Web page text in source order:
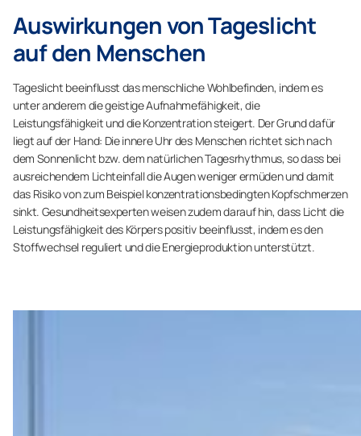
Auswirkungen von Tageslicht
auf den Menschen
Tageslicht beeinflusst das menschliche Wohlbefinden, indem es
unter anderem die geistige Aufnahmefähigkeit, die
Leistungsfähigkeit und die Konzentration steigert. Der Grund dafür
liegt auf der Hand: Die innere Uhr des Menschen richtet sich nach
dem Sonnenlicht bzw. dem natürlichen Tagesrhythmus, so dass bei
ausreichendem Lichteinfall die Augen weniger ermüden und damit
das Risiko von zum Beispiel konzentrationsbedingten Kopfschmerzen
sinkt. Gesundheitsexperten weisen zudem darauf hin, dass Licht die
Leistungsfähigkeit des Körpers positiv beeinflusst, indem es den
Stoffwechsel reguliert und die Energieproduktion unterstützt.